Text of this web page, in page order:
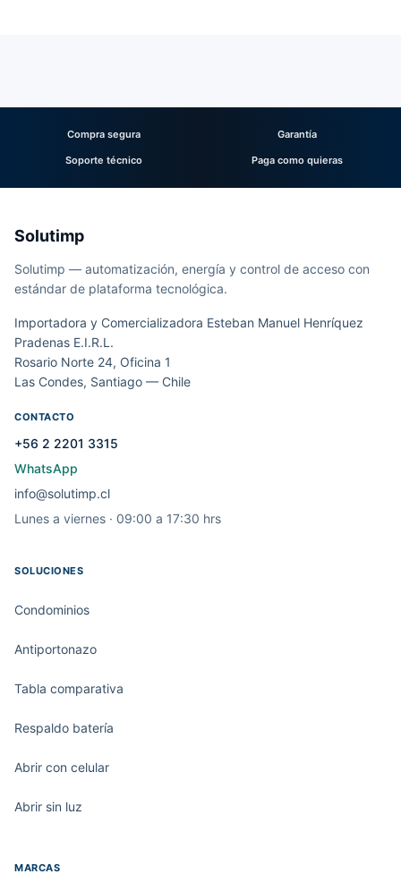
Compra segura Garantía
Soporte técnico Paga como quieras
Solutimp
Solutimp — automatización, energía y control de acceso con
estándar de plataforma tecnológica.
Importadora y Comercializadora Esteban Manuel Henríquez
Pradenas E.I.R.L.
Rosario Norte 24, Oficina 1
Las Condes, Santiago — Chile
CONTACTO
+56 2 2201 3315
WhatsApp
info@solutimp.cl
Lunes a viernes · 09:00 a 17:30 hrs
SOLUCIONES
Condominios
Antiportonazo
Tabla comparativa
Respaldo batería
Abrir con celular
Abrir sin luz
MARCAS